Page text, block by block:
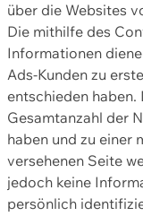
über die Websites
Die mithilfe des
Informationen
Ads-Kunden zu
entschieden haben.
Gesamtanzahl der
haben und zu einer
versehenen Seite
jedoch keine
persönlich